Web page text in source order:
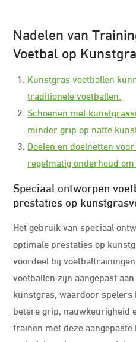
Nadelen van
Voetbal op
Kunstgras voetballen
traditionele voetballen.
Schoenen met
minder grip op natte
Doelen en doelnetten
regelmatig onderhoud
Speciaal ontworpen
prestaties op
Het gebruik van speciaal
optimale prestaties op
voordeel bij
voetballen zijn aangepast
kunstgras, waardoor spelers
betere grip, nauwkeurigheid
trainen met deze